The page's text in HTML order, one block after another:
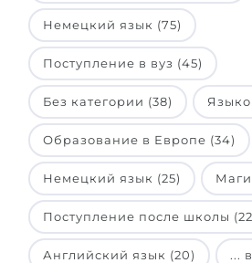
Немецкий язык (75)
Поступление в вуз (45)
Без категории (38)
Образование в Европе (34)
Немецкий язык (25)
Поступление после школы
Английский язык (20) ...